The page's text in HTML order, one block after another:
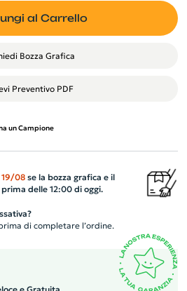
al Carrello
Bozza Grafica
Preventivo PDF
un Campione
19/08se la bozza grafica e il
delle 12:00 di oggi.
di completare l’ordine.
e Gratuita